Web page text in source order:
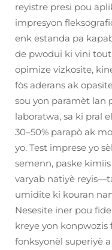
reyistre presi pou
impresyon
enk estanda pa
de pwodui ki vini
opimize vizkosite,
fòs aderans ak
sou yon paramèt lan
laboratwa, sa ki pral
30–50% parapò ak
yo. Test imprese yo
semenn, paske
varyab natiyè
umidite ki kouran
Nesesite iner pou
kreye yon
fonksyonèl superiyè